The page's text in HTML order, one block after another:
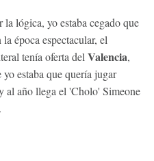
lógica, yo estaba cegado que
época espectacular, el
tenía oferta del Valencia,
estaba que quería jugar
al año llega el 'Cholo' Simeone